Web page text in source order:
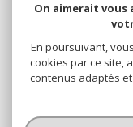
2
On aimerait vous
En poursuivant,
cookies par ce site,
contenus adaptés